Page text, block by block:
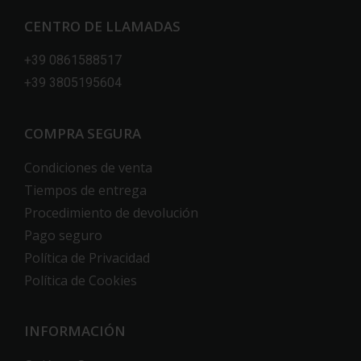
CENTRO DE LLAMADAS
+39 0861588517
+39 3805195604
COMPRA SEGURA
Condiciones de venta
Tiempos de entrega
Procedimiento de devolución
Pago seguro
Política de Privacidad
Política de Cookies
INFORMACIÓN